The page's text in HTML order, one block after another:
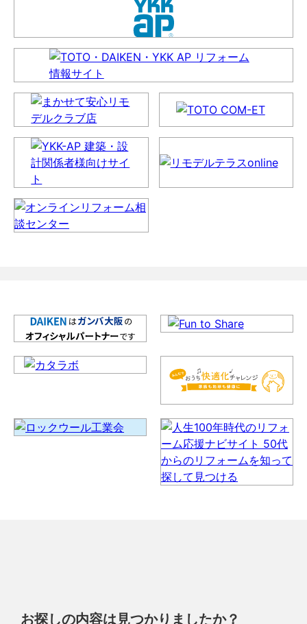
お探しの内容は見つかりましたか？